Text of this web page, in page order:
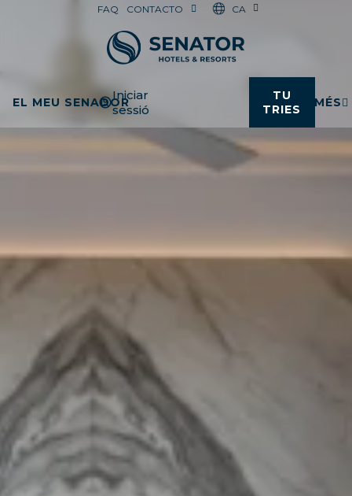
FAQ CONTACTO CA
EL MEU SENADORIniciar
sessió
TU
TRIES
MÉS